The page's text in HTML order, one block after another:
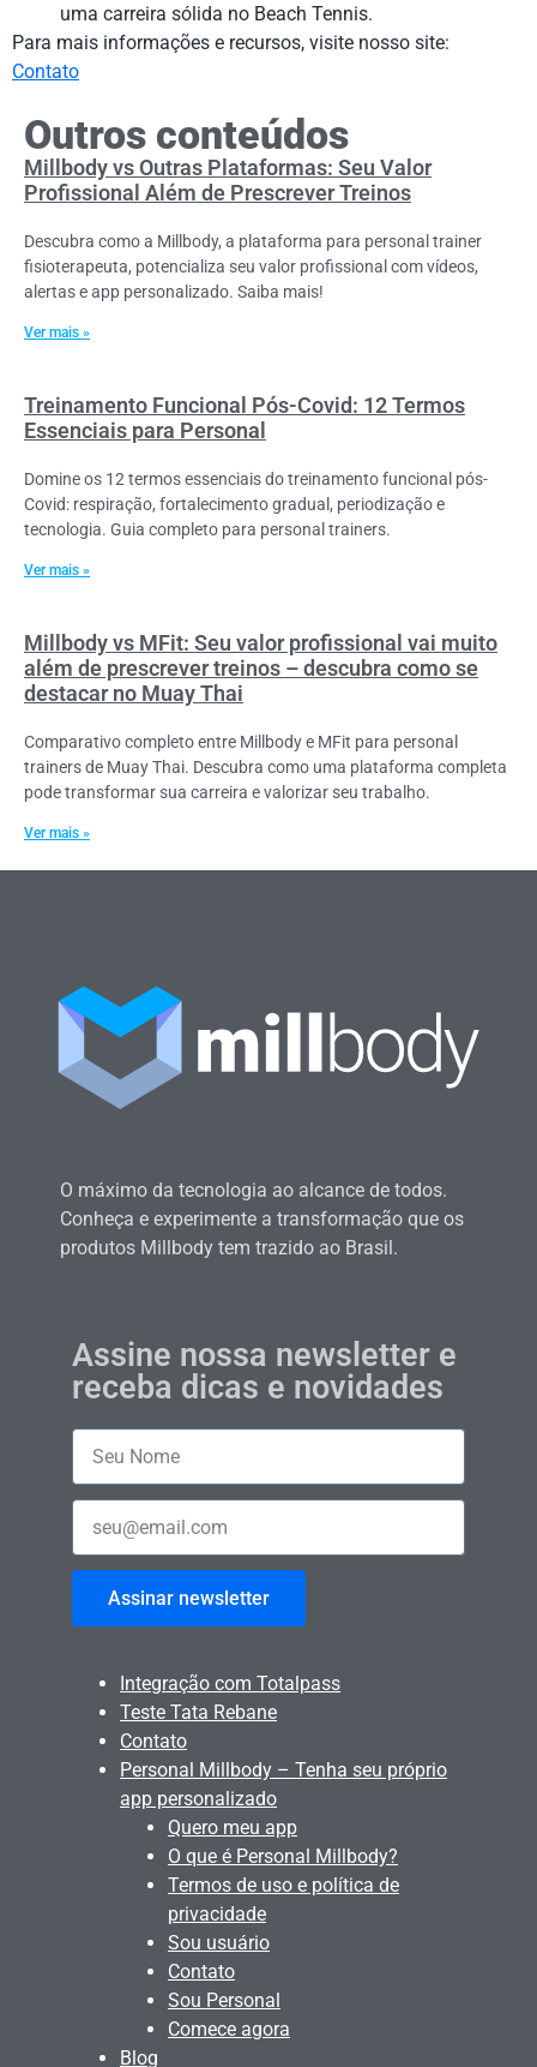
uma carreira sólida no Beach Tennis.
Para mais informações e recursos, visite nosso site:
Contato
Outros conteúdos
Millbody vs Outras Plataformas: Seu Valor
Profissional Além de Prescrever Treinos
Descubra como a Millbody, a plataforma para personal trainer
fisioterapeuta, potencializa seu valor profissional com vídeos,
alertas e app personalizado. Saiba mais!
Ver mais »
Treinamento Funcional Pós-Covid: 12 Termos
Essenciais para Personal
Domine os 12 termos essenciais do treinamento funcional pós-
Covid: respiração, fortalecimento gradual, periodização e
tecnologia. Guia completo para personal trainers.
Ver mais »
Millbody vs MFit: Seu valor profissional vai muito
além de prescrever treinos – descubra como se
destacar no Muay Thai
Comparativo completo entre Millbody e MFit para personal
trainers de Muay Thai. Descubra como uma plataforma completa
pode transformar sua carreira e valorizar seu trabalho.
Ver mais »
O máximo da tecnologia ao alcance de todos.
Conheça e experimente a transformação que os
produtos Millbody tem trazido ao Brasil.
Assine nossa newsletter e
receba dicas e novidades
Assinar newsletter
Integração com Totalpass
Teste Tata Rebane
Contato
Personal Millbody – Tenha seu próprio
app personalizado
Quero meu app
O que é Personal Millbody?
Termos de uso e política de
privacidade
Sou usuário
Contato
Sou Personal
Comece agora
Blog